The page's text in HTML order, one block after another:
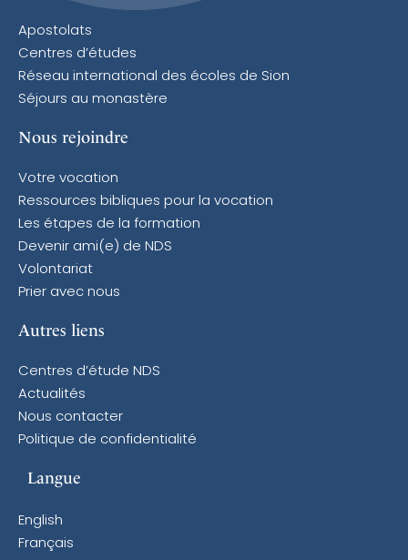
Apostolats
Centres d’études
Réseau international des écoles de Sion
Séjours au monastère
Nous rejoindre
Votre vocation
Ressources bibliques pour la vocation
Les étapes de la formation
Devenir ami(e) de NDS
Volontariat
Prier avec nous
Autres liens
Centres d’étude NDS
Actualités
Nous contacter
Politique de confidentialité
Langue
English
Français